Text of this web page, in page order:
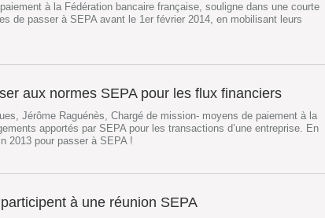
à la Fédération bancaire française, souligne dans une courte
de passer à SEPA avant le 1er février 2014, en mobilisant leurs
aux normes SEPA pour les flux financiers
Jérôme Raguénès, Chargé de mission- moyens de paiement à la
apportés par SEPA pour les transactions d’une entreprise. En
2013 pour passer à SEPA !
à une réunion SEPA